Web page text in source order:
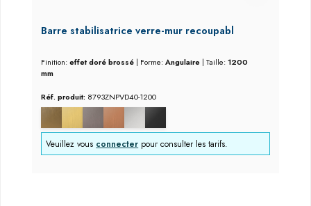
Barre stabilisatrice verre-mur recoupabl
Finition:effet doré brossé | Forme:Angulaire | Taille:1200
mm
Réf. produit: 8793ZNPVD40-1200
Veuillez vous connecter pour consulter les tarifs.